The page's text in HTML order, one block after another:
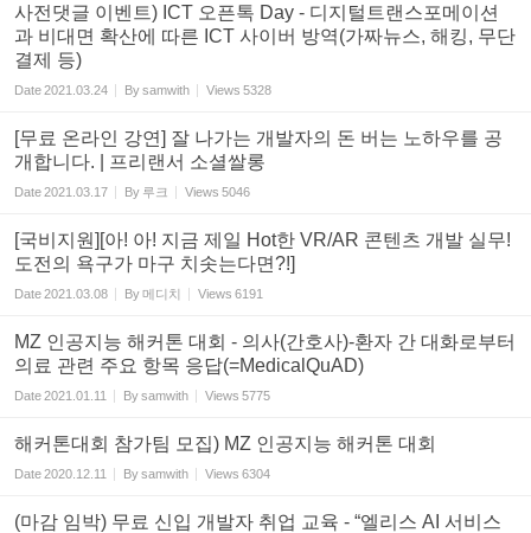
사전댓글 이벤트) ICT 오픈톡 Day - 디지털트랜스포메이션
과 비대면 확산에 따른 ICT 사이버 방역(가짜뉴스, 해킹, 무단
결제 등)
Date2021.03.24 Bysamwith Views 5328
[무료 온라인 강연] 잘 나가는 개발자의 돈 버는 노하우를 공
개합니다. | 프리랜서 소셜쌀롱
Date2021.03.17 By 루크 Views 5046
[국비지원][아! 아! 지금 제일 Hot한 VR/AR 콘텐츠 개발 실무!
도전의 욕구가 마구 치솟는다면?!]
Date2021.03.08 By메디치 Views 6191
MZ 인공지능 해커톤 대회 - 의사(간호사)-환자 간 대화로부터
의료 관련 주요 항목 응답(=MedicalQuAD)
Date2021.01.11 Bysamwith Views 5775
해커톤대회 참가팀 모집) MZ 인공지능 해커톤 대회
Date2020.12.11 Bysamwith Views 6304
(마감 임박) 무료 신입 개발자 취업 교육 - “엘리스 AI 서비스